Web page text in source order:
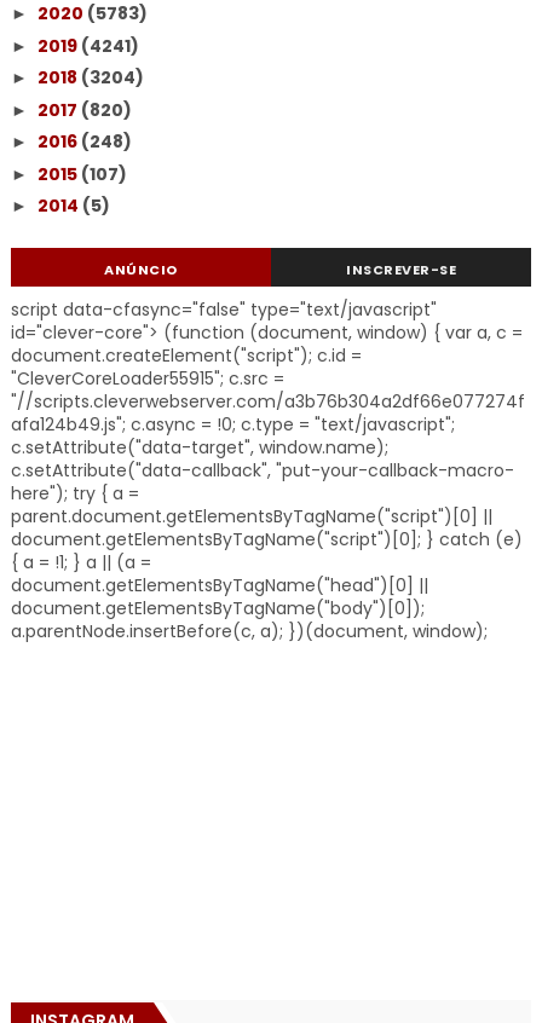
► 2020 (5783)
► 2019 (4241)
► 2018 (3204)
► 2017 (820)
► 2016 (248)
► 2015 (107)
► 2014 (5)
ANÚNCIO INSCREVER-SE
script data-cfasync="false" type="text/javascript"
id="clever-core"> (function (document, window) { var a, c =
document.createElement("script"); c.id =
"CleverCoreLoader55915"; c.src =
"//scripts.cleverwebserver.com/a3b76b304a2df66e077274f
afa124b49.js"; c.async = !0; c.type = "text/javascript";
c.setAttribute("data-target", window.name);
c.setAttribute("data-callback", "put-your-callback-macro-
here"); try { a =
parent.document.getElementsByTagName("script")[0] ||
document.getElementsByTagName("script")[0]; } catch (e)
{ a = !1; } a || (a =
document.getElementsByTagName("head")[0] ||
document.getElementsByTagName("body")[0]);
a.parentNode.insertBefore(c, a); })(document, window);